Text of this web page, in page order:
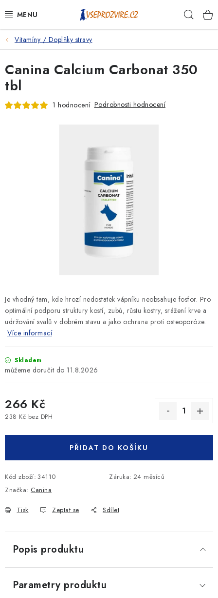
na
PSI
KOČKY
KONĚ
KRÁLÍCI/HLODAVCI/PTÁCI
Vitamíny / Doplňky stravy
Je vhodný tam, kde hrozí nedostatek vápníku neobsahuje fosfor. Pro
optimální podporu struktury kostí, zubů, růstu kostry, srážení krve a
udržování svalů v dobrém stavu a jako ochrana proti osteoporóze.
Více informací
Skladem
11.8.2026
266 Kč
238 Kč bez DPH
PŘIDAT DO KOŠÍKU
Kód zboží: 34110 Záruka: 24 měsíců
Značka: Canina
Tisk Zeptat se Sdílet
Canina Calcium Carbonat 350
tbl
1 hodnocení Podrobnosti hodnocení
Popis produktu
Parametry produktu